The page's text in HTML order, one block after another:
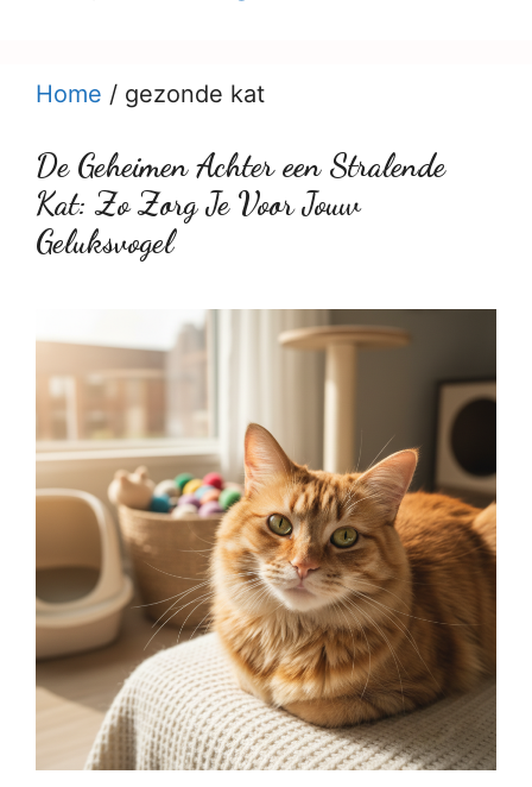
Home / gezonde kat
De Geheimen Achter een Stralende
Kat: Zo Zorg Je Voor Jouw
Geluksvogel